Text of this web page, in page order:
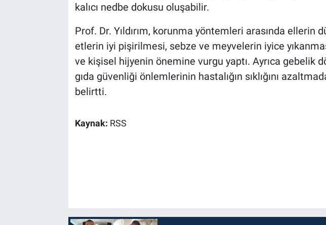
kalıcı nedbe dokusu oluşabilir.
Prof. Dr. Yıldırım, korunma yöntemleri arasında ellerin
etlerin iyi pişirilmesi, sebze ve meyvelerin iyice
ve kişisel hijyenin önemine vurgu yaptı. Ayrıca gebelik
gıda güvenliği önlemlerinin hastalığın sıklığını
belirtti.
Kaynak: RSS